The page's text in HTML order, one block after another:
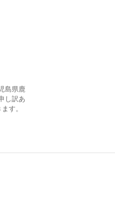
島県鹿
し訳あ
す。